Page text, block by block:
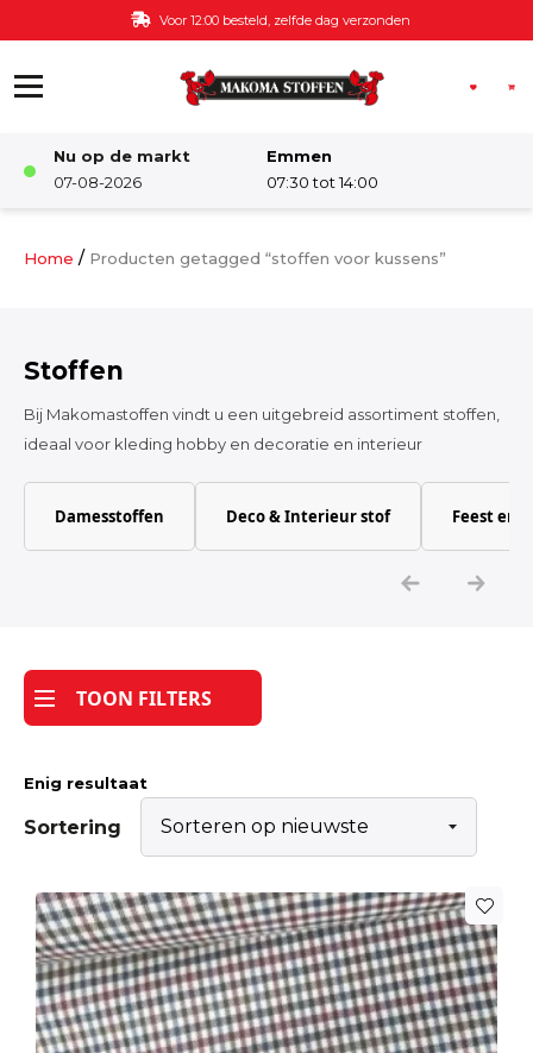
Voor 12:00 besteld, zelfde dag verzonden
Nu op de markt
07-08-2026
Emmen
07:30 tot 14:00
Damesstoffen
Katoen
Tijdpakker stof
Home / Producten getagged “stoffen voor kussens”
Stoffen
Bij Makomastoffen vindt u een uitgebreid assortiment stoffen,
ideaal voor kleding hobby en decoratie en interieur
Damesstoffen Deco & Interieur stof Feest en
TOON FILTERS
Enig resultaat
Sortering